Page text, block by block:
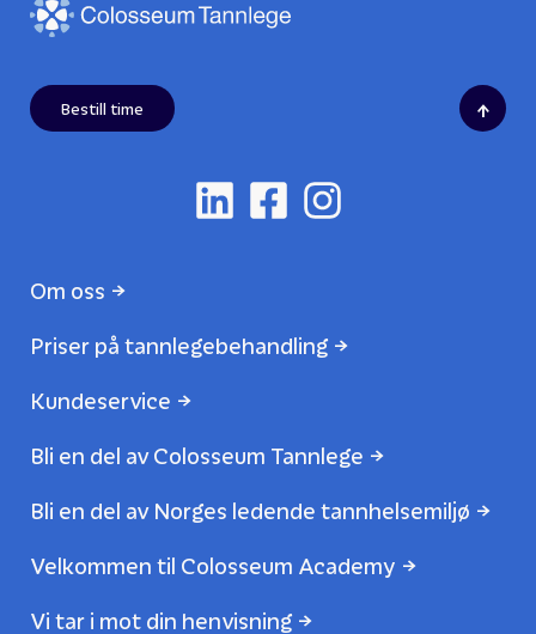
Bestill time
Om oss
Priser på tannlegebehandling
Kundeservice
Bli en del av Colosseum Tannlege
Bli en del av Norges ledende tannhelsemiljø
Velkommen til Colosseum Academy
Vi tar i mot din henvisning
↑